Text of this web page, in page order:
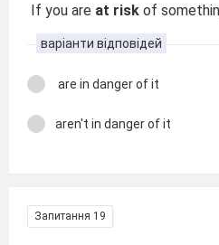
If you are at risk of
варіанти відповідей
are in danger of it
aren't in danger of it
Запитання 19